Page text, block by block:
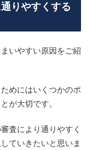
りやすくする
いやすい原因をご紹
めにはいくつかのポ
が大切です。
査により通りやすく
ていきたいと思いま